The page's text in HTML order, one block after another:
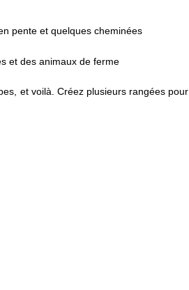
pente et quelques cheminées
et des animaux de ferme
et voilà. Créez plusieurs rangées pour